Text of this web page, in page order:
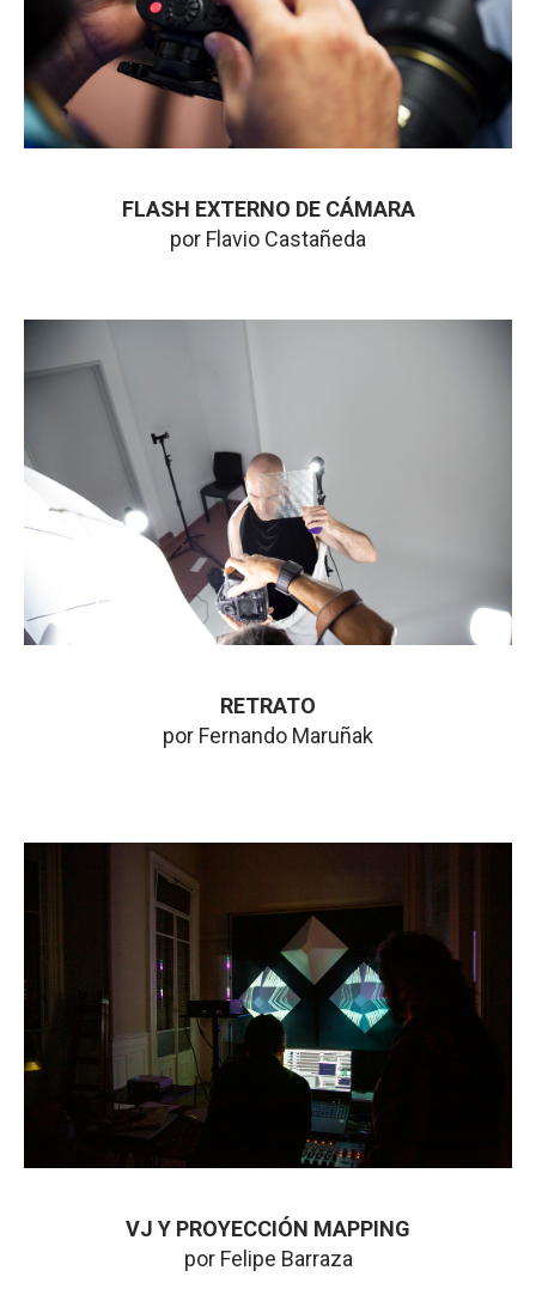
FLASH EXTERNO DE CÁMARA
por Flavio Castañeda
RETRATO
por Fernando Maruñak
VJ Y PROYECCIÓN MAPPING
por Felipe Barraza